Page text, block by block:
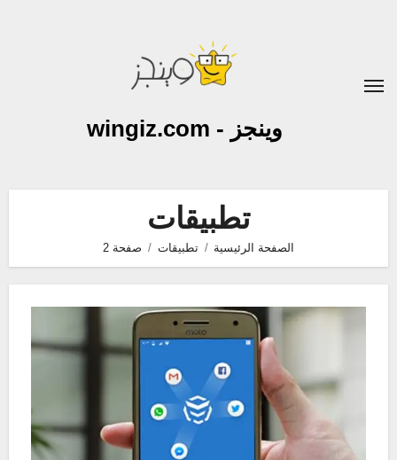
وينجز - wingiz.com
تطبيقات
الصفحة الرئيسية تطبيقات صفحة 2